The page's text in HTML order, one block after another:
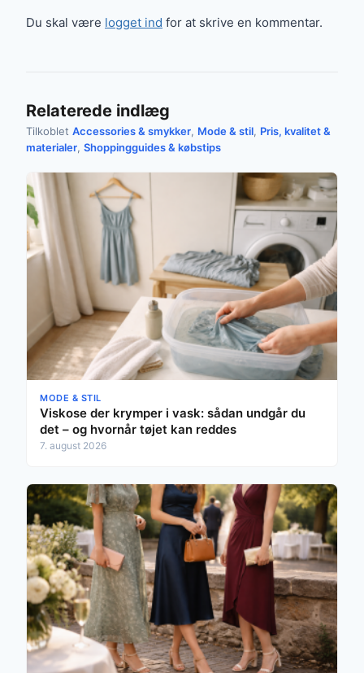
Du skal være logget ind for at skrive en kommentar.
Relaterede indlæg
Tilkoblet Accessories & smykker, Mode & stil, Pris, kvalitet &
materialer, Shoppingguides & købstips
MODE & STIL
Viskose der krymper i vask: sådan undgår du
det – og hvornår tøjet kan reddes
7. august 2026